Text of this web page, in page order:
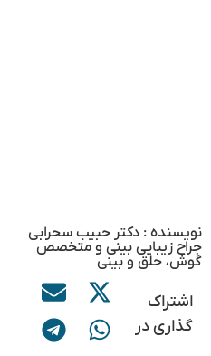
نویسنده : دکتر حبیب سحرابی
جراح زیبایی بینی و متخصص
گوش، حلق و بینی
اشتراک
گذاری در